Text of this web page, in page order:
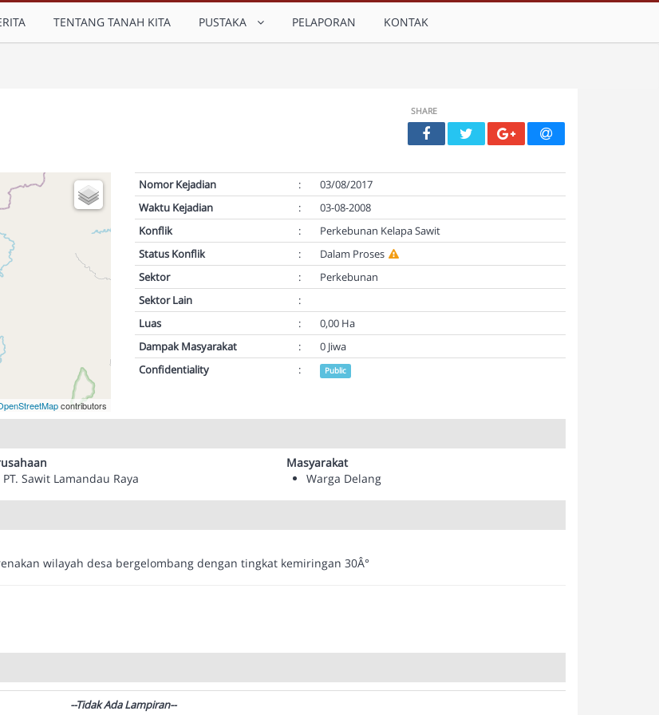
TENTANG TANAH KITA PUSTAKA PELAPORAN KONTAK
SHARE
contributors
Nomor Kejadian :
03/08/2017
Waktu Kejadian
:
03-08-2008
Konflik
:
Perkebunan Kelapa Sawit
Status Konflik
:
Dalam Proses
Sektor
:
Perkebunan
Sektor Lain
:
Luas
:
0,00 Ha
Dampak Masyarakat
:
0 Jiwa
Confidentiality
: Public
PT. Sawit Lamandau Raya
Masyarakat
Warga Delang
wilayah desa bergelombang dengan tingkat kemiringan 30Â°
--Tidak Ada Lampiran--